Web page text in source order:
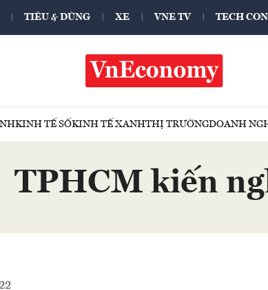
TIÊU & DÙNG XE VNE TV TECH
KINH TẾ SỐKINH TẾ XANHTHỊ TRƯỜNGDOANH
TPHCM kiến